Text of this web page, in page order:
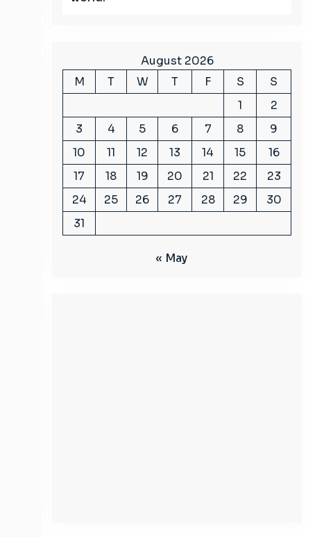
August 2026
M
T W T F S
S
1
2
3
4 5 6 7 8
9
10
11 12 13 14 15
16
17
18 19 20 21 22
23
24
25 26 27 28 29
30
31
« May